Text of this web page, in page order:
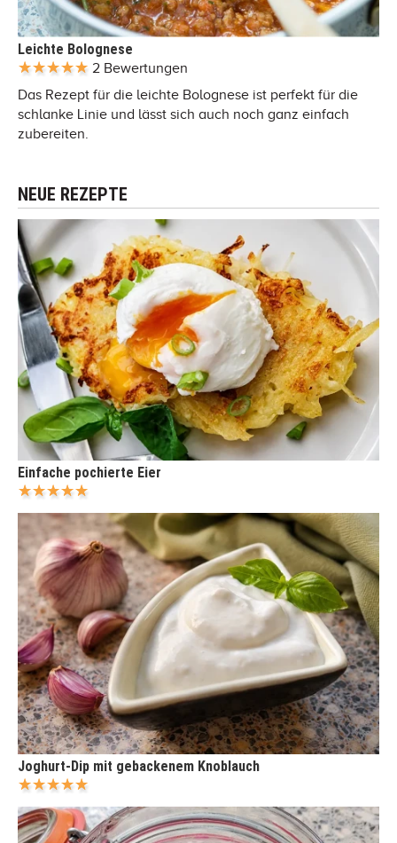
Leichte Bolognese
2 Bewertungen
Das Rezept für die leichte Bolognese ist perfekt für die
schlanke Linie und lässt sich auch noch ganz einfach
zubereiten.
NEUE REZEPTE
Einfache pochierte Eier
Joghurt-Dip mit gebackenem Knoblauch